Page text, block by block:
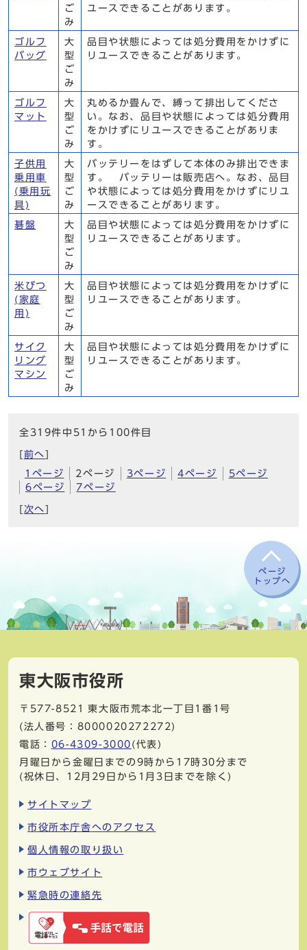
ご
み
ユースできることがあります。
ゴルフ
バッグ
大
型
ご
み
品目や状態によっては処分費用をかけずに
リユースできることがあります。
ゴルフ
マット
大
型
ご
み
丸めるか畳んで、縛って排出してくださ
い。なお、品目や状態によっては処分費用
をかけずにリユースできることがありま
す。
子供用
乗用車
(乗用玩
具)
大
型
ご
み
バッテリーをはずして本体のみ排出できま
す。 バッテリーは販売店へ。なお、品目
や状態によっては処分費用をかけずにリユ
ースできることがあります。
碁盤
大
型
ご
み
品目や状態によっては処分費用をかけずに
リユースできることがあります。
米びつ
(家庭
用)
大
型
ご
み
品目や状態によっては処分費用をかけずに
リユースできることがあります。
サイク
リング
マシン
大
型
ご
み
品目や状態によっては処分費用をかけずに
リユースできることがあります。
全319件中51から100件目
前へ
1ページ
2ページ 3ページ 4ページ
5ページ
6ページ
7ページ
次へ
ページ
トップへ
東大阪市役所
〒577-8521
東大阪市荒本北一丁目1番1号
(法人番号：8000020272272)
電話： 06-4309-3000 (代表)
月曜日から金曜日までの9時から17時30分まで
(祝休日、12月29日から1月3日までを除く)
サイトマップ
市役所本庁舎へのアクセス
個人情報の取り扱い
市ウェブサイト
緊急時の連絡先